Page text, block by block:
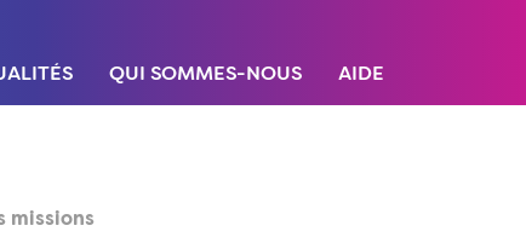
QUI SOMMES-NOUS AIDE
missions